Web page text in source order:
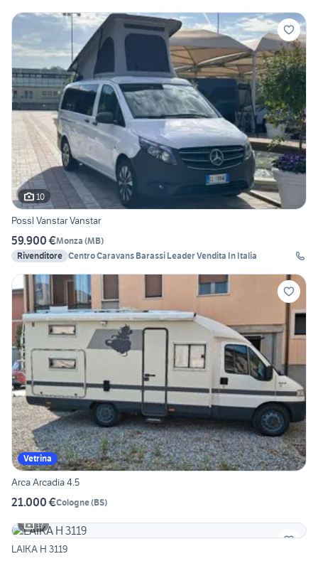
10
Possl Vanstar Vanstar
59.900 €Monza (MB)
Rivenditore Centro Caravans Barassi Leader Vendita In Italia
Vetrina
Arca Arcadia 4.5
21.000 €Cologne(BS)
17
LAIKA H 3119